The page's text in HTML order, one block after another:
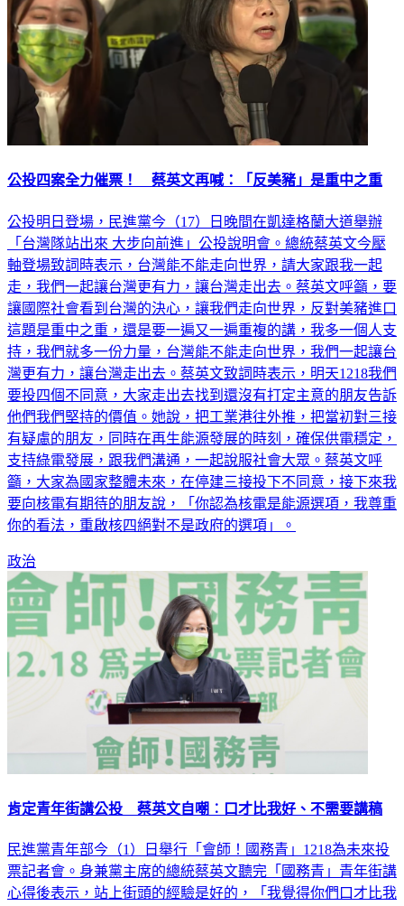
公投四案全力催票！ 蔡英文再喊：「反美豬」是重中之重
公投明日登場，民進黨今（17）日晚間在凱達格蘭大道舉辦
「台灣隊站出來 大步向前進」公投說明會。總統蔡英文今壓
軸登場致詞時表示，台灣能不能走向世界，請大家跟我一起
走，我們一起讓台灣更有力，讓台灣走出去。蔡英文呼籲，要
讓國際社會看到台灣的決心，讓我們走向世界，反對美豬進口
這題是重中之重，還是要一遍又一遍重複的講，我多一個人支
持，我們就多一份力量，台灣能不能走向世界，我們一起讓台
灣更有力，讓台灣走出去。蔡英文致詞時表示，明天1218我們
要投四個不同意，大家走出去找到還沒有打定主意的朋友告訴
他們我們堅持的價值。她說，把工業港往外推，把當初對三接
有疑慮的朋友，同時在再生能源發展的時刻，確保供電穩定，
支持綠電發展，跟我們溝通，一起說服社會大眾。蔡英文呼
籲，大家為國家整體未來，在停建三接投下不同意，接下來我
要向核電有期待的朋友說，「你認為核電是能源選項，我尊重
你的看法，重啟核四絕對不是政府的選項」。
政治
肯定青年街講公投 蔡英文自嘲︰口才比我好、不需要講稿
民進黨青年部今（1）日舉行「會師！國務青」1218為未來投
票記者會。身兼黨主席的總統蔡英文聽完「國務青」青年街講
心得後表示，站上街頭的經驗是好的，「我覺得你們口才比我